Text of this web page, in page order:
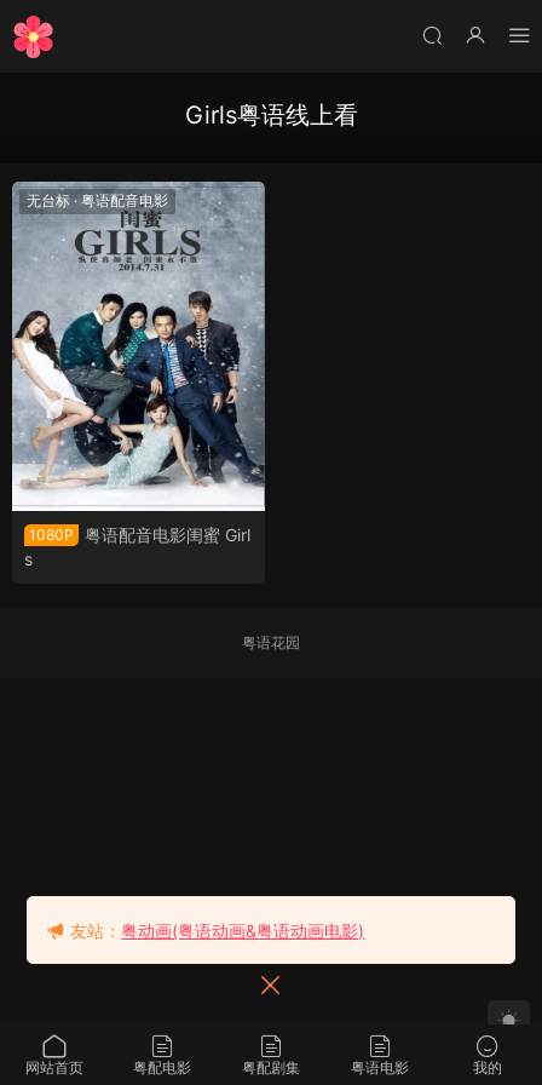
Girls粤语线上看
无台标 · 粤语配音电影
1080P
粤语配音电影闺蜜 Girl
s
粤语花园
网站首页 粤配电影 粤配剧集 粤语电影 我的
友站：粤动画(粤语动画&粤语动画电影)